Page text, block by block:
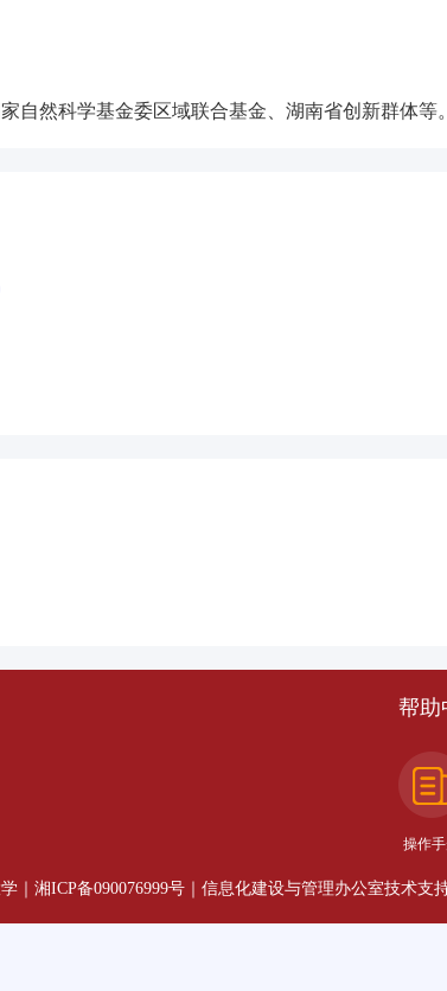
自然科学基金委区域联合基金、湖南省创新群体等
帮助
操作
湘ICP备090076999号｜信息化建设与管理办公室技术支